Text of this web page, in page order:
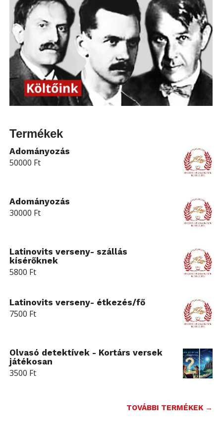
Termékek
Adományozás
50000 Ft
Adományozás
30000 Ft
Latinovits verseny- szállás
kísérőknek
5800 Ft
Latinovits verseny- étkezés/fő
7500 Ft
Olvasó detektívek - Kortárs versek
játékosan
3500 Ft
TOVÁBBI TERMÉKEK →